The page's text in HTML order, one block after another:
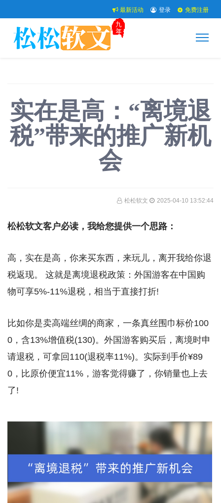
最新活动 登录 免费注册
实在是高：“离境退
税”带来的推广新机
会
松松软文 2025-04-10 13:52:44
松松软文客户必读，我给您提供一个思路：
高，实在是高，你来买东西，来玩儿，离开我给你退
税返现。 这就是离境退税政策：外国游客在中国购
物可享5%-11%退税，相当于直接打折!
比如你是卖高端丝绸的商家，一条真丝围巾标价100
0，含13%增值税(130)。外国游客购买后，离境时申
请退税，可拿回110(退税率11%)。实际到手价¥89
0，比原价便宜11%，游客觉得赚了，你销量也上去
了!